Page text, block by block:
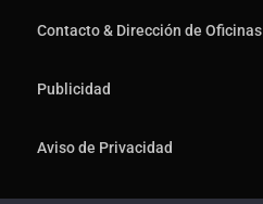
Contacto & Dirección de Oficinas
Publicidad
Aviso de Privacidad